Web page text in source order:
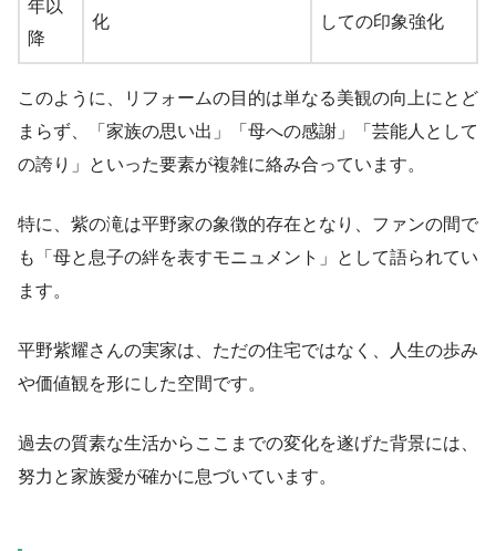
年以
降
化
しての印象強化
このように、リフォームの目的は単なる美観の向上にとど
まらず、「家族の思い出」「母への感謝」「芸能人として
の誇り」といった要素が複雑に絡み合っています。
特に、紫の滝は平野家の象徴的存在となり、ファンの間で
も「母と息子の絆を表すモニュメント」として語られてい
ます。
平野紫耀さんの実家は、ただの住宅ではなく、人生の歩み
や価値観を形にした空間です。
過去の質素な生活からここまでの変化を遂げた背景には、
努力と家族愛が確かに息づいています。